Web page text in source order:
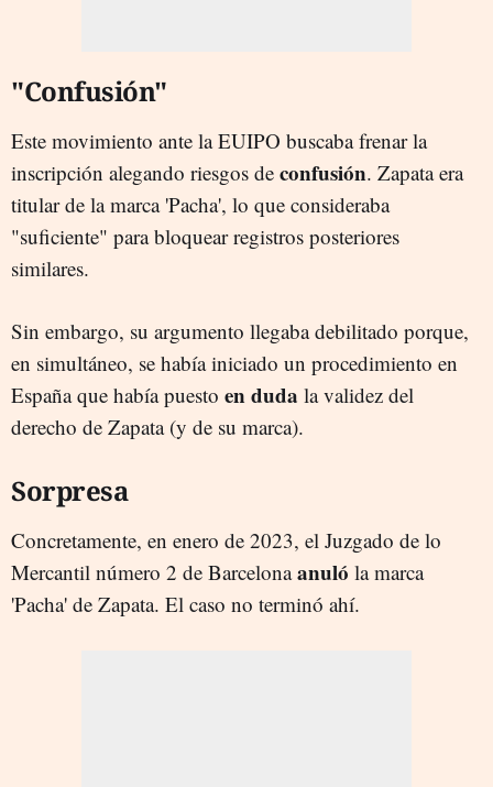
"Confusión"
Este movimiento ante la EUIPO buscaba frenar la
inscripción alegando riesgos de confusión. Zapata era
titular de la marca 'Pacha', lo que consideraba
"suficiente" para bloquear registros posteriores
similares.
Sin embargo, su argumento llegaba debilitado porque,
en simultáneo, se había iniciado un procedimiento en
España que había puesto en duda la validez del
derecho de Zapata (y de su marca).
Sorpresa
Concretamente, en enero de 2023, el Juzgado de lo
Mercantil número 2 de Barcelonaanuló la marca
'Pacha' de Zapata. El caso no terminó ahí.